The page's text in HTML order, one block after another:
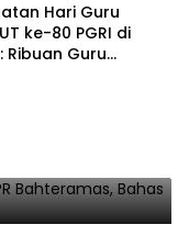
Hari Guru
ke-80 PGRI di
Ribuan Guru
Bahteramas,